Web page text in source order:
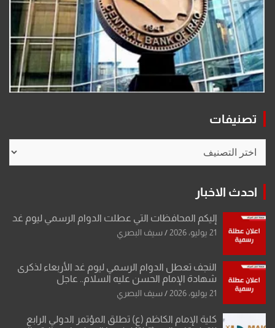
تصنيفات
احدث الاخبار
إليكم المحافظات التي عطلت الدوام الرسمي ليوم غد
21 يوليو، 2026 سيف البصري
النجف تعطل الدوام الرسمي ليوم غد الأربعاء لذكرى
شهادة الإمام الحسن عليه السلام.. عاجل
21 يوليو، 2026 سيف البصري
كلية الإمام الكاظم (ع) تطلق المؤتمر الدولي الرابع